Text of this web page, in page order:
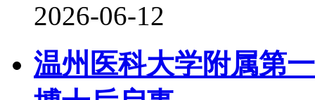
2026-06-12
温州医科大学附属第